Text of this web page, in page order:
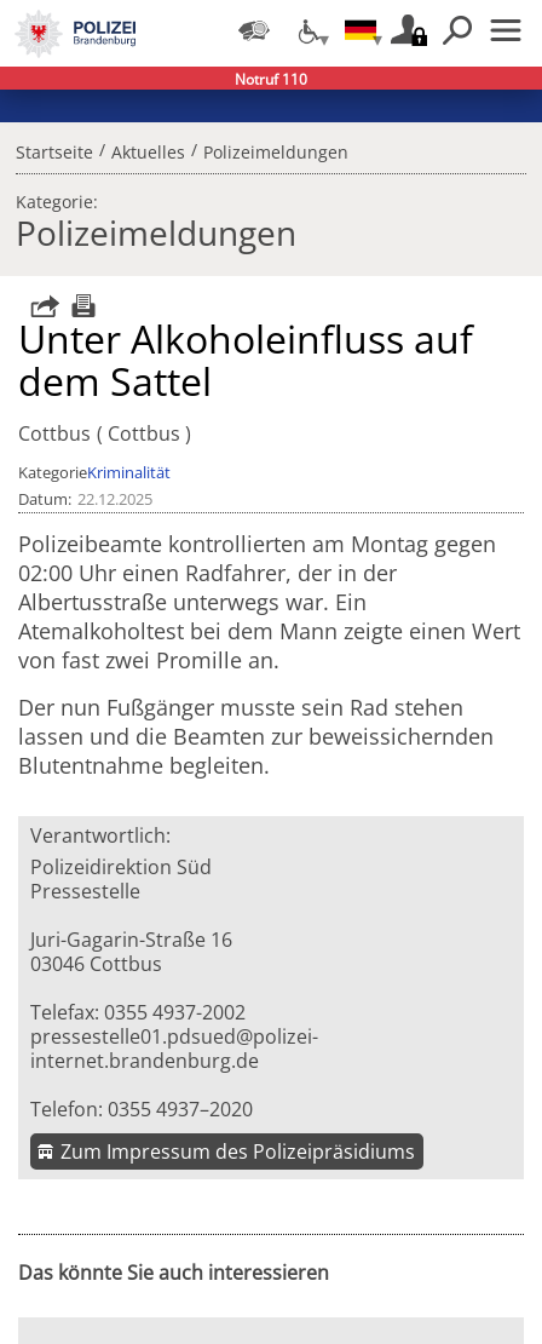
Startseite / Aktuelles / Polizeimeldungen
Kategorie:
Polizeimeldungen
Unter Alkoholeinfluss auf
dem Sattel
Cottbus Cottbus
KategorieKriminalität
Datum 22.12.2025
Polizeibeamte kontrollierten am Montag gegen
02:00 Uhr einen Radfahrer, der in der
Albertusstraße unterwegs war. Ein
Atemalkoholtest bei dem Mann zeigte einen Wert
von fast zwei Promille an.
Der nun Fußgänger musste sein Rad stehen
lassen und die Beamten zur beweissichernden
Blutentnahme begleiten.
Verantwortlich:
Polizeidirektion Süd
Pressestelle
Juri-Gagarin-Straße 16
03046 Cottbus
Telefax: 0355 4937-2002
pressestelle01.pdsued@polizei-
internet.brandenburg.de
Telefon: 0355 4937–2020
Zum Impressum des Polizeipräsidiums
Das könnte Sie auch interessieren
Notruf 110